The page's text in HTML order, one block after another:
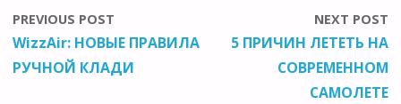
PREVIOUS POST
WizzAir: НОВЫЕ ПРАВИЛА
РУЧНОЙ КЛАДИ
NEXT POST
5 ПРИЧИН ЛЕТЕТЬ НА
СОВРЕМЕННОМ
САМОЛЕТЕ